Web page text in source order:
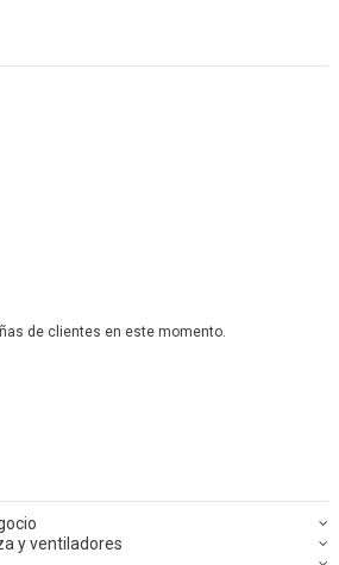
de clientes en este momento.
y ventiladores